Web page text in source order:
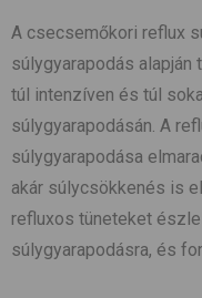
A csecsemőkori reflux
súlygyarapodás alapján
túl intenzíven és túl
súlygyarapodásán. A
súlygyarapodása
akár súlycsökkenés is
refluxos tüneteket
súlygyarapodásra, és